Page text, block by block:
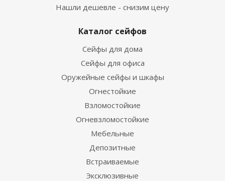
Нашли дешевле - снизим цену
Каталог сейфов
Сейфы для дома
Сейфы для офиса
Оружейные сейфы и шкафы
Огнестойкие
Взломостойкие
Огневзломостойкие
Мебельные
Депозитные
Встраиваемые
Эксклюзивные